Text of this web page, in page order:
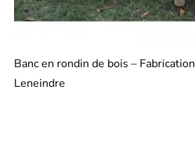
Banc en rondin de bois – Fabrication
Leneindre